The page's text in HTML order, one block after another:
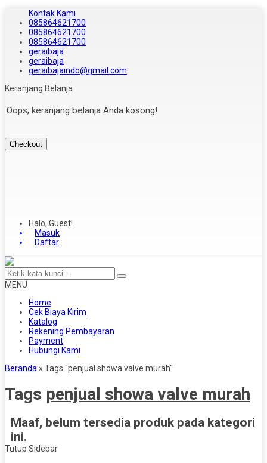
Kontak Kami
085864621700
085864621700
085864621700
geraibaja
geraibaja
geraibajaindo@gmail.com
Keranjang Belanja
Oops, keranjang belanja Anda kosong!
Checkout
Halo, Guest!
Masuk
Daftar
MENU
Home
Cek Biaya Kirim
Katalog
Rekening Pembayaran
Payment
Hubungi Kami
Beranda » Tags "penjual showa valve murah"
Tags penjual showa valve murah
Maaf, belum tersedia produk pada kategori
ini.
Tutup Sidebar